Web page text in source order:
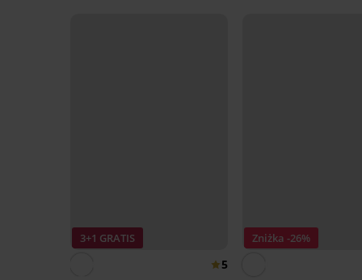
3+1 GRATIS
5
Zniżka -26%